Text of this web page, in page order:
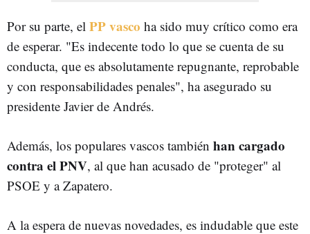
Por su parte, el PP vasco ha sido muy crítico como era
de esperar. "Es indecente todo lo que se cuenta de su
conducta, que es absolutamente repugnante, reprobable
y con responsabilidades penales", ha asegurado su
presidente Javier de Andrés.
Además, los populares vascos también han cargado
contra el PNV, al que han acusado de "proteger" al
PSOE y a Zapatero.
A la espera de nuevas novedades, es indudable que este